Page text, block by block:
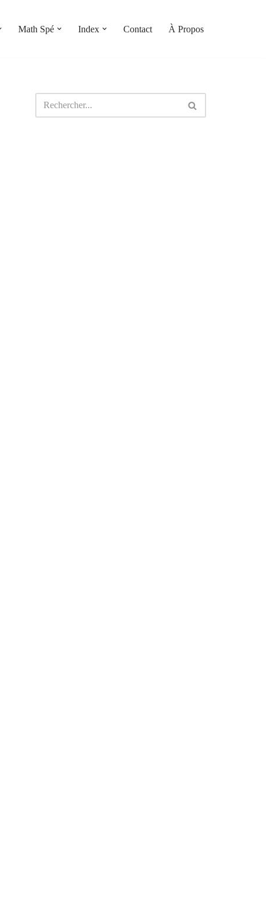
Math Spé Index Contact À Propos